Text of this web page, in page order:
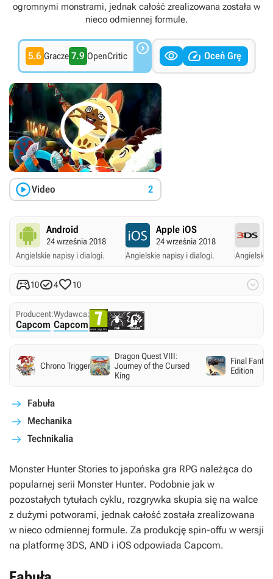
ogromnymi monstrami, jednak całość zrealizowana została w
nieco odmiennej formule.
5.6 Gracze 7.9 OpenCritic    Oceń Grę

Video 2
Android
24 września 2018
Angielskie napisy i dialogi.
Apple iOS
24 września 2018
Angielskie napisy i dialogi.
Angielskie
10410 
Producent:
Capcom
Wydawca:
Capcom
Chrono Trigger
Dragon Quest VIII:
Journey of the Cursed
King
Final
Edition
Fabuła
Mechanika
Technikalia
Monster Hunter Stories to japońska gra RPG należąca do
popularnej serii Monster Hunter. Podobnie jak w
pozostałych tytułach cyklu, rozgrywka skupia się na walce
z dużymi potworami, jednak całość została zrealizowana
w nieco odmiennej formule. Za produkcję spin-offu w wersji
na platformę 3DS, AND i iOS odpowiada Capcom.